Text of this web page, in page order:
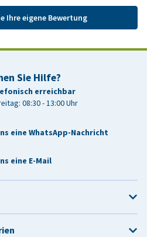
Ihre eigene Bewertung
Sie Hilfe?
erreichbar
08:30 - 13:00 Uhr
eine WhatsApp-Nachricht
eine E-Mail